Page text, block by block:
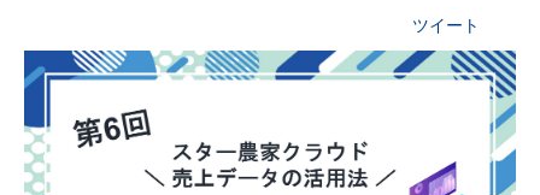
ツイート